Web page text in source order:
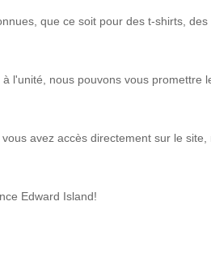
que ce soit pour des t-shirts,
l'unité, nous pouvons vous promettre
avez accès directement sur le
Edward Island!